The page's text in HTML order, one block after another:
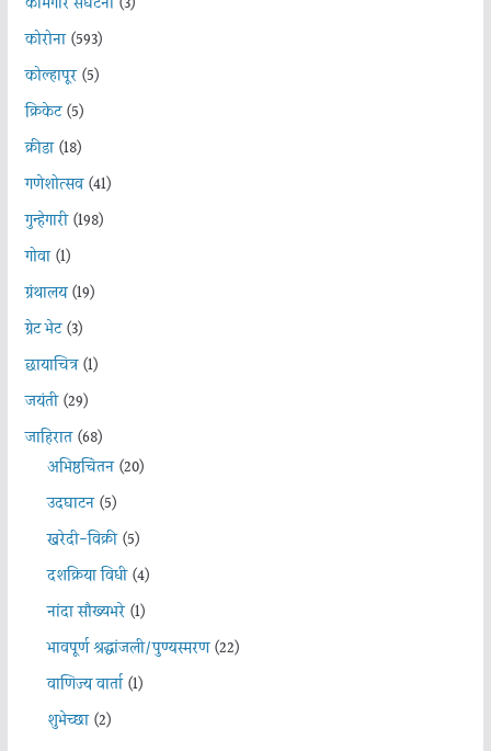
कोरोना(593)
कोल्हापूर(5)
क्रिकेट(5)
क्रीडा(18)
गणेशोत्सव(41)
गुन्हेगारी(198)
गोवा(1)
ग्रंथालय(19)
ग्रेट भेट(3)
छायाचित्र(1)
जयंती(29)
जाहिरात(68)
अभिष्ठचिंतन(20)
उदघाटन(5)
खरेदी-विक्री(5)
दशक्रिया विधी(4)
नांदा सौख्यभरे(1)
भावपूर्ण श्रद्धांजली/पुण्यस्मरण(22)
वाणिज्य वार्ता(1)
शुभेच्छा(2)